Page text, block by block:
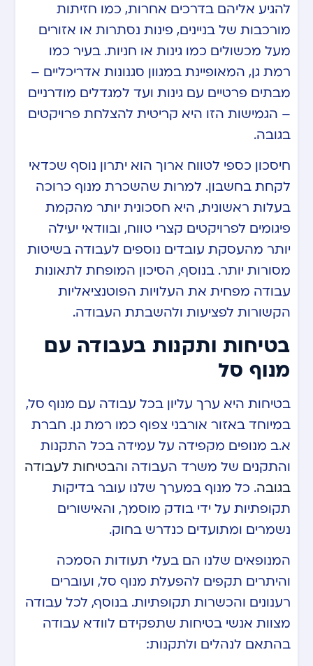
להגיע אליהם בדרכים אחרות, כמו חזיתות
מורכבות של בניינים, פינות נסתרות או אזורים
מעל מכשולים כמו גינות או חניות. בעיר כמו
רמת גן, המאופיינת במגוון סגנונות אדריכליים –
מבתים פרטיים עם גינות ועד למגדלים מודרניים
– הגמישות הזו היא קריטית להצלחת פרויקטים
בגובה.
חיסכון כספי לטווח ארוך הוא יתרון נוסף שכדאי
לקחת בחשבון. למרות שהשכרת מנוף כרוכה
בעלות ראשונית, היא חסכונית יותר מהקמת
פיגומים לפרויקטים קצרי טווח, ובוודאי יעילה
יותר מהעסקת עובדים נוספים לעבודה בשיטות
מסורות יותר. בנוסף, הסיכון המופחת לתאונות
עבודה מפחית את העלויות הפוטנציאליות
הקשורות לפציעות ולהשבתת העבודה.
בטיחות ותקנות בעבודה עם
מנוף סל
בטיחות היא ערך עליון בכל עבודה עם מנוף סל,
במיוחד באזור אורבני צפוף כמו רמת גן. חברת
א.ב מנופים מקפידה על עמידה בכל התקנות
והתקנים של משרד העבודה והבטיחות לעבודה
בגובה. כל מנוף במערך שלנו עובר בדיקות
תקופתיות על ידי בודק מוסמך, והאישורים
נשמרים ומתועדים כנדרש בחוק.
המנופאים שלנו הם בעלי תעודות הסמכה
והיתרים תקפים להפעלת מנוף סל, ועוברים
רענונים והכשרות תקופתיות. בנוסף, לכל עבודה
מצוות אנשי בטיחות שתפקידם לוודא עבודה
בהתאם לנהלים ולתקנות: